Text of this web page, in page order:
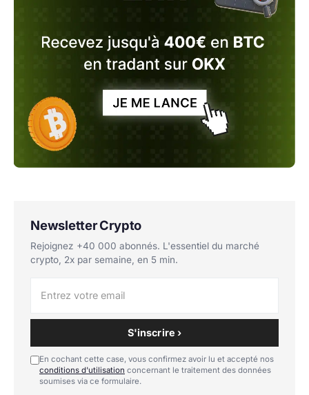
Newsletter Crypto
Rejoignez +40 000 abonnés. L'essentiel du marché
crypto, 2x par semaine, en 5 min.
S'inscrire ›
En cochant cette case, vous confirmez avoir lu et accepté nos
conditions d'utilisation concernant le traitement des données
soumises via ce formulaire.